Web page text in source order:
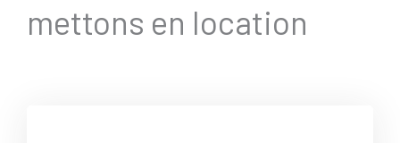
mettons en location